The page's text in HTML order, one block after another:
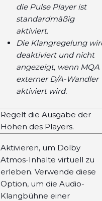
die Pulse Player ist
standardmäßig
aktiviert.
Die Klangregelung
deaktiviert und nicht
angezeigt, wenn MQA
externer D/A-Wandler
aktiviert wird.
Regelt die Ausgabe der
Höhen des Players.
Aktivieren, um Dolby
Atmos-Inhalte virtuell zu
erleben. Verwende diese
Option, um die Audio-
Klangbühne einer